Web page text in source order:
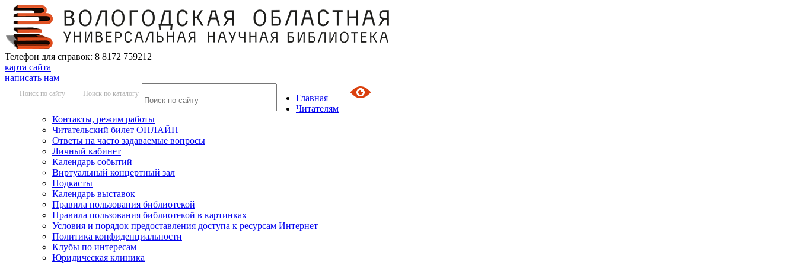
Телефон для справок: 8 8172 759212
карта сайта
написать нам
Поиск по сайту Поиск по каталогу
Главная
Читателям
Контакты, режим работы
Читательский билет ОНЛАЙН
Ответы на часто задаваемые вопросы
Личный кабинет
Календарь событий
Виртуальный концертный зал
Подкасты
Календарь выставок
Правила пользования библиотекой
Правила пользования библиотекой в картинках
Условия и порядок предоставления доступа к ресурсам Интернет
Политика конфиденциальности
Клубы по интересам
Юридическая клиника